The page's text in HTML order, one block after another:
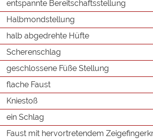
entspannte Bereitschaftsstellung
Halbmondstellung
halb abgedrehte Hüfte
Scherenschlag
geschlossene Füße Stellung
flache Faust
Kniestoß
ein Schlag
Faust mit hervortretendem